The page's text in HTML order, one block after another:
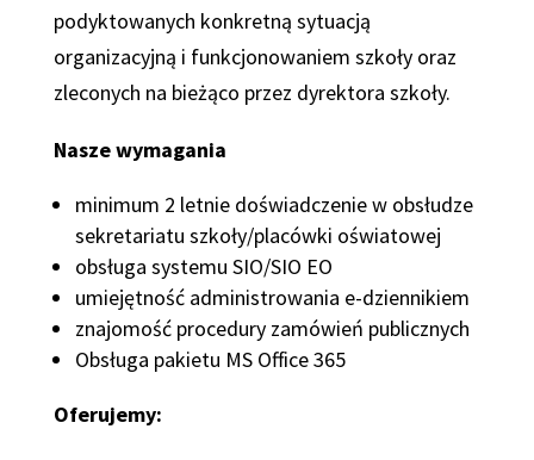
podyktowanych konkretną sytuacją
organizacyjną i funkcjonowaniem szkoły oraz
zleconych na bieżąco przez dyrektora szkoły.
Nasze wymagania
minimum 2 letnie doświadczenie w obsłudze
sekretariatu szkoły/placówki oświatowej
obsługa systemu SIO/SIO EO
umiejętność administrowania e-dziennikiem
znajomość procedury zamówień publicznych
Obsługa pakietu MS Office 365
Oferujemy: